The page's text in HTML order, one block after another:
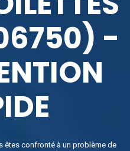
-
êtes confronté à un problème de